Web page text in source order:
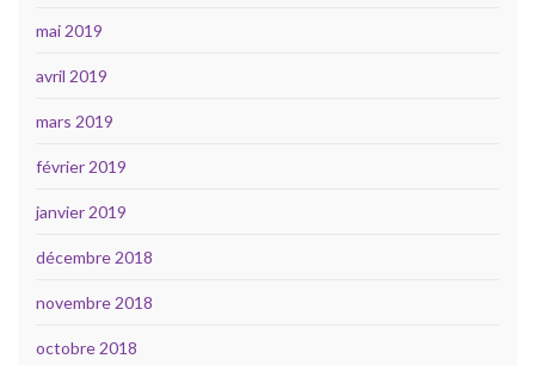
mai 2019
avril 2019
mars 2019
février 2019
janvier 2019
décembre 2018
novembre 2018
octobre 2018